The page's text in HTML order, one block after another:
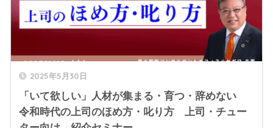
2025年5月30日
「いて欲しい」人材が集まる・育つ・辞めない
令和時代の上司のほめ方・叱り方 上司・チュー